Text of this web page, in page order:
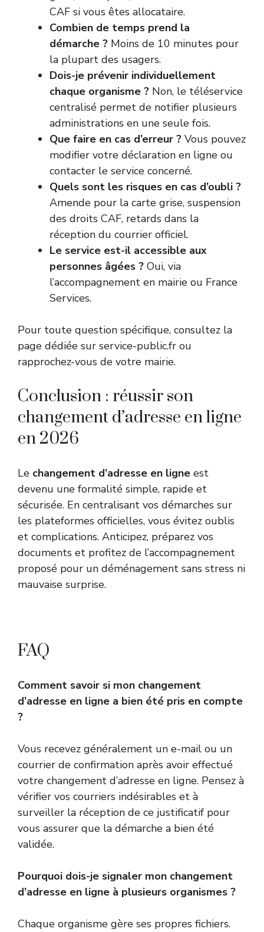
CAF si vous êtes allocataire.
Combien de temps prend la
démarche ? Moins de 10 minutes pour
la plupart des usagers.
Dois-je prévenir individuellement
chaque organisme ? Non, le téléservice
centralisé permet de notifier plusieurs
administrations en une seule fois.
Que faire en cas d’erreur ? Vous pouvez
modifier votre déclaration en ligne ou
contacter le service concerné.
Quels sont les risques en cas d’oubli ?
Amende pour la carte grise, suspension
des droits CAF, retards dans la
réception du courrier officiel.
Le service est-il accessible aux
personnes âgées ? Oui, via
l’accompagnement en mairie ou France
Services.
Pour toute question spécifique, consultez la
page dédiée sur service-public.fr ou
rapprochez-vous de votre mairie.
Conclusion : réussir son
changement d’adresse en ligne
en 2026
Le changement d’adresse en ligne est
devenu une formalité simple, rapide et
sécurisée. En centralisant vos démarches sur
les plateformes officielles, vous évitez oublis
et complications. Anticipez, préparez vos
documents et profitez de l’accompagnement
proposé pour un déménagement sans stress ni
mauvaise surprise.
FAQ
Comment savoir si mon changement
d’adresse en ligne a bien été pris en compte
?
Vous recevez généralement un e-mail ou un
courrier de confirmation après avoir effectué
votre changement d’adresse en ligne. Pensez à
vérifier vos courriers indésirables et à
surveiller la réception de ce justificatif pour
vous assurer que la démarche a bien été
validée.
Pourquoi dois-je signaler mon changement
d’adresse en ligne à plusieurs organismes ?
Chaque organisme gère ses propres fichiers.